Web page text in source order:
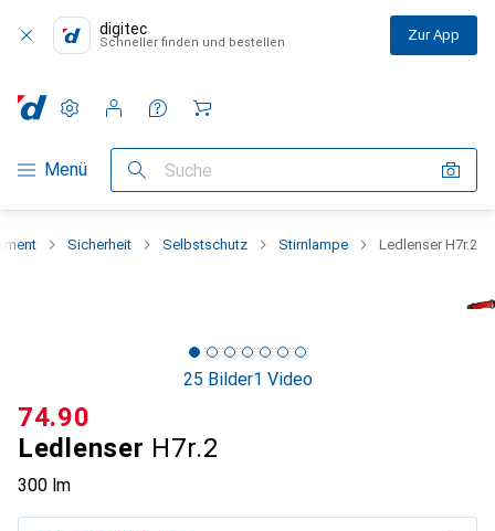
digitec
Schneller finden und bestellen Zur App
Navigation nach Kategorien
Menü Suche
Einstellungen
Kundenkonto
Vergleichslisten
Merklisten
Warenkorb
Sicherheit Selbstschutz Stirnlampe Ledlenser H7r.2
25 Bilder1 Video
Ledlenser H7r.2
300 lm
CHF
74.90